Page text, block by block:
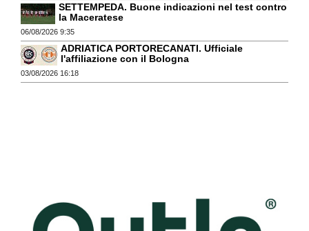
SETTEMPEDA. Buone indicazioni nel test contro
la Maceratese
06/08/2026 9:35
ADRIATICA PORTORECANATI. Ufficiale
l'affiliazione con il Bologna
03/08/2026 16:18